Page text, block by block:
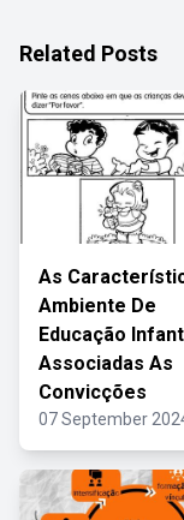
Related Posts
As
Ambiente De
Educação
Associadas As
Convicções
07 September